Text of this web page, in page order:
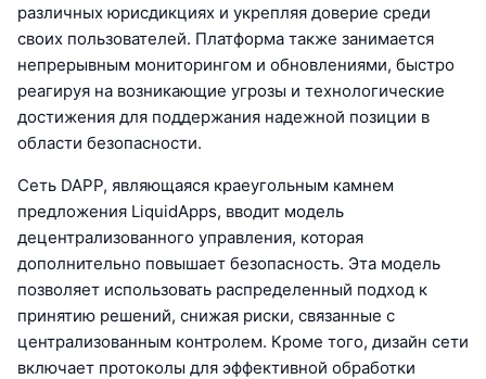
различных юрисдикциях и укрепляя доверие среди
своих пользователей. Платформа также занимается
непрерывным мониторингом и обновлениями, быстро
реагируя на возникающие угрозы и технологические
достижения для поддержания надежной позиции в
области безопасности.
Сеть DAPP, являющаяся краеугольным камнем
предложения LiquidApps, вводит модель
децентрализованного управления, которая
дополнительно повышает безопасность. Эта модель
позволяет использовать распределенный подход к
принятию решений, снижая риски, связанные с
централизованным контролем. Кроме того, дизайн сети
включает протоколы для эффективной обработки